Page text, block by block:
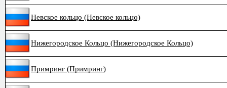
Невское кольцо (Невское кольцо)
Нижегородское Кольцо (Нижегородское Кольцо)
Примринг (Примринг)